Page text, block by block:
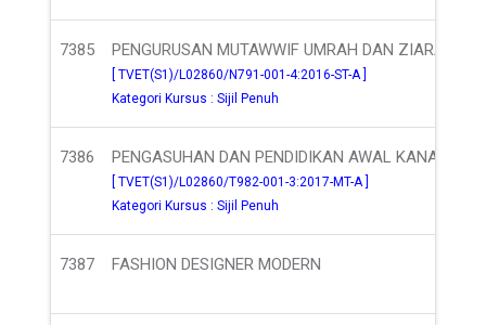
7385 PENGURUSAN MUTAWWIF UMRAH DAN ZIARAH
[ TVET(S1)/L02860/N791-001-4:2016-ST-A ]
Kategori Kursus : Sijil Penuh
7386 PENGASUHAN DAN PENDIDIKAN AWAL KANAK-
[ TVET(S1)/L02860/T982-001-3:2017-MT-A ]
Kategori Kursus : Sijil Penuh
7387 FASHION DESIGNER MODERN